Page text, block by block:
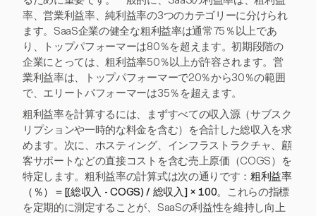
率、営業利益率、純利益率の3つのカテゴリーに分けられ
ます。SaaS企業の健全な粗利益率は通常75％以上であ
り、トップパフォーマーは80％を超えます。初期段階の
企業にとっては、粗利益率50％以上が許容されます。営
業利益率は、トップパフォーマーで20％から30％の範囲
で、エリートパフォーマーは35％を超えます。
粗利益率を計算するには、まずすべての収入源（サブスク
リプションや一時的な料金を含む）を合計した総収入を求
めます。次に、ホスティング、インフラストラクチャ、顧
客サポートなどの直接コストを含む売上原価（COGS）を
特定します。粗利益率の計算式は次の通りです： 粗利益率
（％）＝[(総収入 - COGS) / 総収入] × 100。これらの指標
を定期的に測定することが、SaaSの利益性を維持し向上